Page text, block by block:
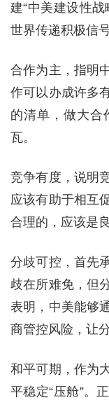
建“中美建设性
世界传递积极信号
合作为主，指明
作可以办成许多
的清单，做大合
瓦。
竞争有度，说明
应该有助于相互
合理的，应该是
分歧可控，首先
歧在所难免，但
表明，中美能够
商管控风险，让
和平可期，作为
平稳定“压舱”。